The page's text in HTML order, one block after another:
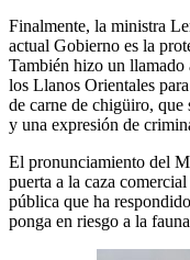
Finalmente, la ministra
actual Gobierno es la
También hizo un llamado
los Llanos Orientales
de carne de chigüiro, que
y una expresión de
El pronunciamiento del
puerta a la caza
pública que ha
ponga en riesgo a la